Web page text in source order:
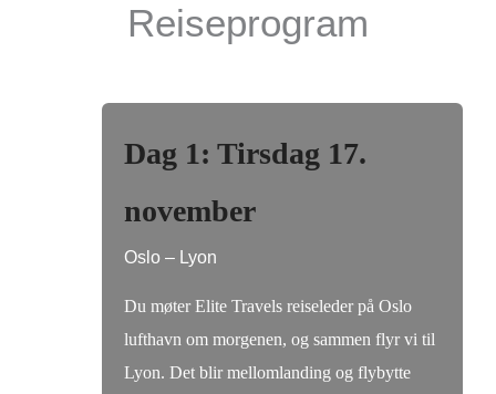
Reiseprogram
Dag 1: Tirsdag 17.
november
Oslo – Lyon
Du møter Elite Travels reiseleder på Oslo
lufthavn om morgenen, og sammen flyr vi til
Lyon. Det blir mellomlanding og flybytte